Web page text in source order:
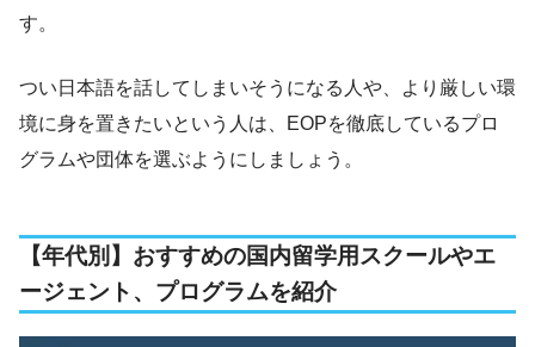
す。
つい日本語を話してしまいそうになる人や、より厳しい環
境に身を置きたいという人は、EOPを徹底しているプロ
グラムや団体を選ぶようにしましょう。
【年代別】おすすめの国内留学用スクールやエ
ージェント、プログラムを紹介